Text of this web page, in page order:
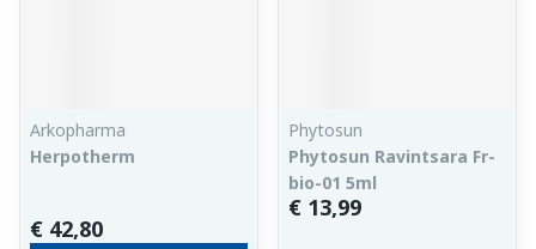
Arkopharma
Herpotherm
€ 42,80
Phytosun
Phytosun Ravintsara Fr-
bio-01 5ml
€ 13,99